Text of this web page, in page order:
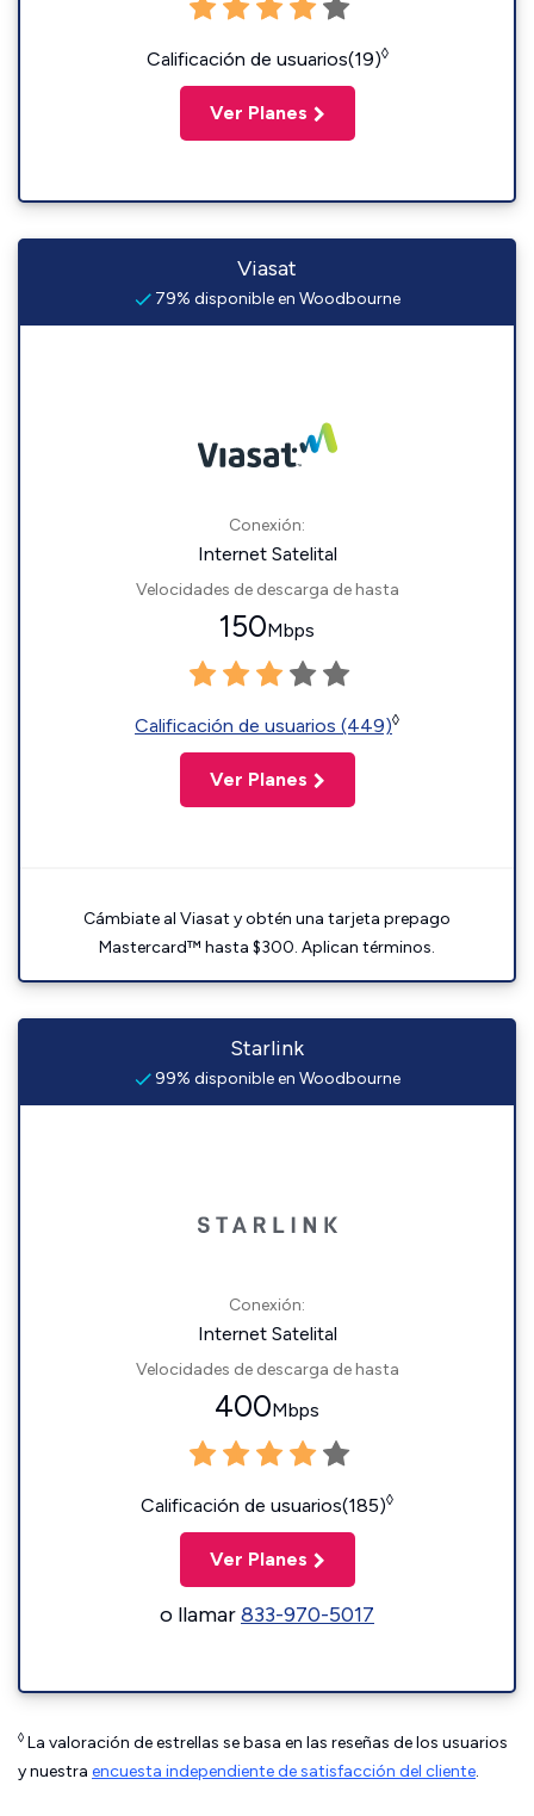
Calificación de usuarios(19)◊
Ver Planes
Viasat
79% disponible en Woodbourne
Conexión:
Internet Satelital
Velocidades de descarga de hasta
150Mbps
Calificación de usuarios (449)◊
Ver Planes
Cámbiate al Viasat y obtén una tarjeta prepago
Mastercard™ hasta $300. Aplican términos.
Starlink
99% disponible en Woodbourne
Conexión:
Internet Satelital
Velocidades de descarga de hasta
400Mbps
Calificación de usuarios(185)◊
Ver Planes
o llamar833-970-5017
◊ La valoración de estrellas se basa en las reseñas de los usuarios
y nuestra encuesta independiente de satisfacción del cliente.